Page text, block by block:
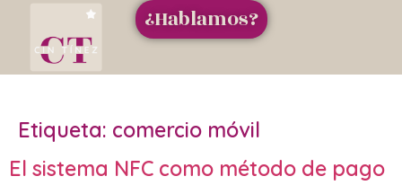
¿Hablamos?
Etiqueta: comercio móvil
El sistema NFC como método de pago